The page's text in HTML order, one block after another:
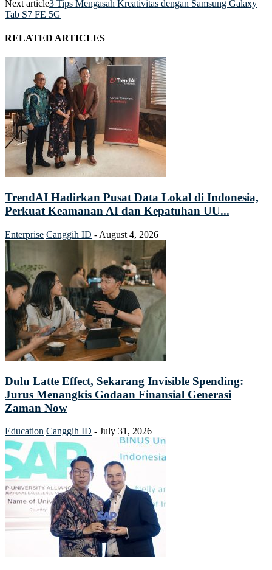
Next article3 Tips Mengasah Kreativitas dengan Samsung Galaxy
Tab S7 FE 5G
RELATED ARTICLES
TrendAI Hadirkan Pusat Data Lokal di Indonesia,
Perkuat Keamanan AI dan Kepatuhan UU...
Enterprise Canggih ID - August 4, 2026
Dulu Latte Effect, Sekarang Invisible Spending:
Jurus Menangkis Godaan Finansial Generasi
Zaman Now
Education Canggih ID - July 31, 2026